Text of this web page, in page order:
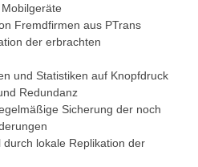
Fremdfirmen aus PTrans
der erbrachten
und Statistiken auf Knopfdruck
Redundanz
Sicherung der noch
lokale Replikation der